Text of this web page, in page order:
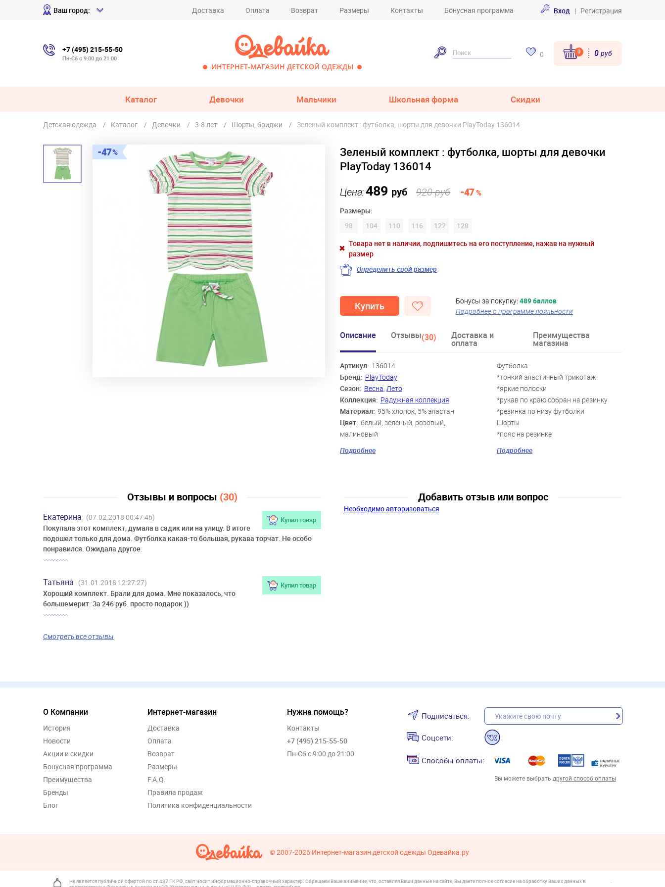
Ваш город: Доставка Оплата Возврат Размеры Контакты Бонусная программа Вход | Регистрация
+7 (495) 215-55-50
Пн-Сб с 9:00 до 21:00
ИНТЕРНЕТ-МАГАЗИН ДЕТСКОЙ ОДЕЖДЫ
0 0 0 руб
Каталог Девочки Мальчики Школьная форма Скидки
Детская одежда Каталог Девочки 3-8 лет Шорты, бриджи Зеленый комплект : футболка, шорты для девочки PlayToday 136014
47
Зеленый комплект : футболка, шорты для девочки
PlayToday 136014
Цена:489 руб 920 руб -47%
Размеры:
98
104 110 116 122
128
Товара нет в наличии, подпишитесь на его поступление, нажав на нужный
размер
Определить свой размер
Бонусы за покупку: 489 баллов
Подробнее о программе лояльности
Купить
Описание Отзывы(30) Доставка и
оплата
Преимущества
магазина
Артикул: 136014
Бренд: PlayToday
Сезон: Весна, Лето
Коллекция: Радужная коллекция
Материал: 95% хлопок, 5% эластан
Цвет: белый, зеленый, розовый,
малиновый
Скидка:
Пол: Девочки
Подробнее
Футболка
*тонкий эластичный трикотаж
*яркие полоски
*рукав по краю собран на резинку
*резинка по низу футболки
Шорты
*пояс на резинке
*в пояс вставлена тесьма в тон
футболке
Подробнее
Отзывы и вопросы (30)
Екатерина Купил товар
(07.02.2018 00:47:46)
Покупала этот комплект, думала в садик или на улицу. В итоге
подошел только для дома. Футболка какая-то большая, рукава торчат. Не особо
понравился. Ожидала другое.
Татьяна Купил товар
(31.01.2018 12:27:27)
Хороший комплект. Брали для дома. Мне показалось, что
большемерит. За 246 руб. просто подарок ))
Смотреть все отзывы
Добавить отзыв или вопрос
Необходимо авторизоваться
О Компании
История
Новости
Акции и скидки
Бонусная программа
Преимущества
Бренды
Блог
Интернет-магазин
Доставка
Оплата
Возврат
Размеры
F.A.Q.
Правила продаж
Политика конфиденциальности
Нужна помощь?
Контакты
+7 (495) 215-55-50
Пн-Сб с 9:00 до 21:00
Подписаться:
Соцсети:
Способы оплаты:
Вы можете выбрать другой способ оплаты
© 2007-2026 Интернет-магазин детской одежды Одевайка.ру
Не является публичной офертой по ст.437 ГК РФ, сайт носит информационно-справочный характер. Обращаем Ваше внимание, что, оставляя Ваши данные на сайте, Вы даете полное согласие на обработку Ваших данных в
.